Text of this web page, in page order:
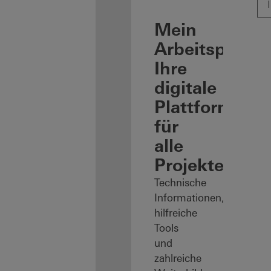
Mein
Arbeitsplatz:
Ihre
digitale
Plattform
für
alle
Projekte
Technische
Informationen,
hilfreiche
Tools
und
zahlreiche